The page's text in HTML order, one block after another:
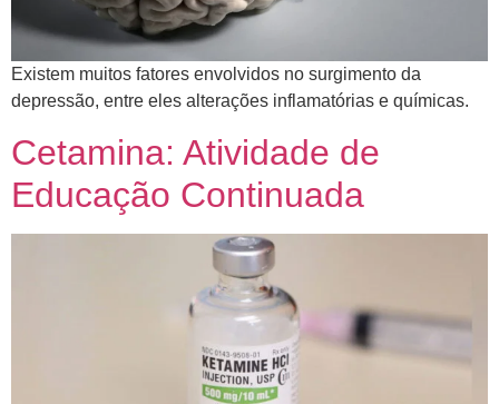
​Existem muitos fatores envolvidos no surgimento da
depressão, entre eles alterações inflamatórias e químicas.
Cetamina: Atividade de
Educação Continuada